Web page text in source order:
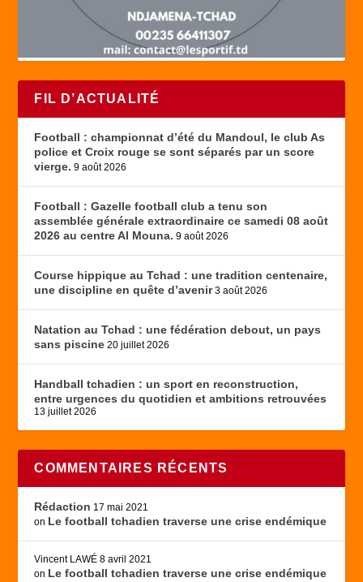
FIL D’ACTUALITÉ
Football : championnat d’été du Mandoul, le club As
police et Croix rouge se sont séparés par un score
vierge. 9 août 2026
Football : Gazelle football club a tenu son
assemblée générale extraordinaire ce samedi 08 août
2026 au centre Al Mouna. 9 août 2026
Course hippique au Tchad : une tradition centenaire,
une discipline en quête d’avenir 3 août 2026
Natation au Tchad : une fédération debout, un pays
sans piscine 20 juillet 2026
Handball tchadien : un sport en reconstruction,
entre urgences du quotidien et ambitions retrouvées
13 juillet 2026
COMMENTAIRES RÉCENTS
Rédaction 17 mai 2021
on Le football tchadien traverse une crise endémique
Vincent LAWÉ 8 avril 2021
on Le football tchadien traverse une crise endémique